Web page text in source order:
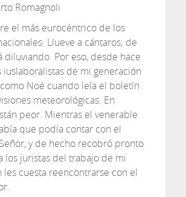
Romagnoli
el más eurocéntrico de los
Llueve a cántaros; de
diluviando. Por eso, desde hace
iuslaboralistas de mi generación
Noé cuando leía el boletín
meteorológicas. En
peor. Mientras el venerable
que podía contar con el
y de hecho recobró pronto
los juristas del trabajo de mi
les cuesta reencontrarse con el